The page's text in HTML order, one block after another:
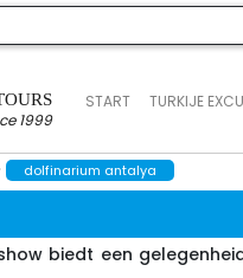
1999
START TURKIJE
dolfinarium antalya
biedt een